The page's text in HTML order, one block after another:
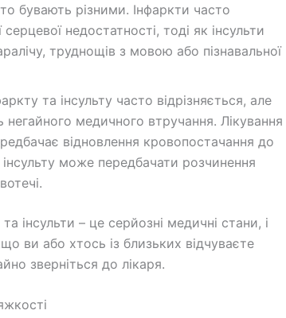
бувають різними. Інфаркти часто
недостатності, тоді як інсульти
труднощів з мовою або пізнавальної
та інсульту часто відрізняється, але
медичного втручання. Лікування
відновлення кровопостачання до
інсульту може передбачати розчинення
інсульти – це серйозні медичні стани, і
ви або хтось із близьких відчуваєте
зверніться до лікаря.